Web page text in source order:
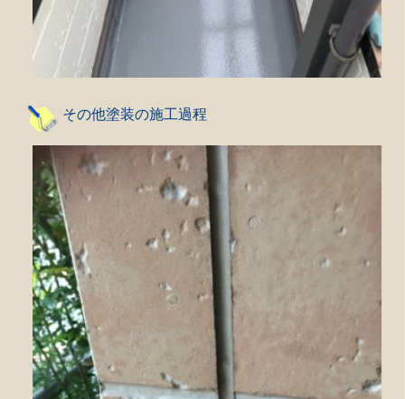
その他塗装の施工過程